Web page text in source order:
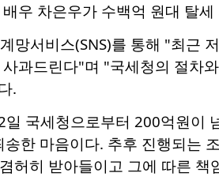
우 차은우가 수백억 원대 탈
망서비스(SNS)를 통해 "최근
과드린다"며 "국세청의 절차
.
국세청으로부터 200억원이
한 마음이다. 추후 진행되는
허히 받아들이고 그에 따른